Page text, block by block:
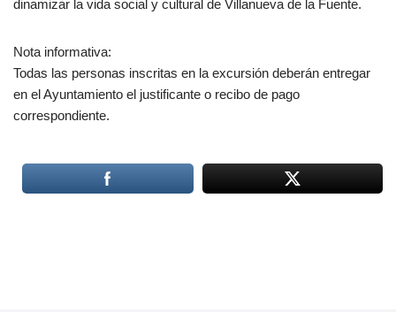
dinamizar la vida social y cultural de Villanueva de la Fuente.
Nota informativa:
Todas las personas inscritas en la excursión deberán entregar
en el Ayuntamiento el justificante o recibo de pago
correspondiente.